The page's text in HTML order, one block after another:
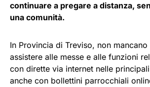
continuare a pregare a distanza,
una comunità.
In Provincia di Treviso, non
assistere alle messe e alle funzioni
con dirette via internet nelle
anche con bollettini parrocchiali